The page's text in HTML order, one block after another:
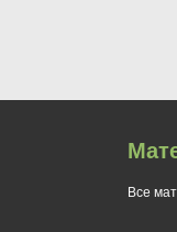
Все